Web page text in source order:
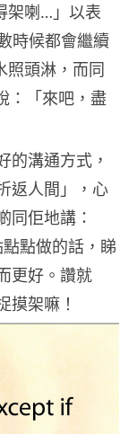
架喇…」以表
時候都會繼續
照頭淋，而同
：「來吧，盡
的溝通方式，
返人間」，心
同佢地講：
點點做的話，睇
更好。讚就
摸架嘛！